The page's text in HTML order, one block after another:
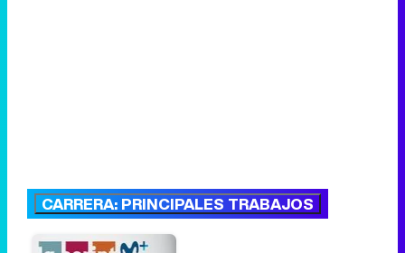
CARRERA: PRINCIPALES TRABAJOS